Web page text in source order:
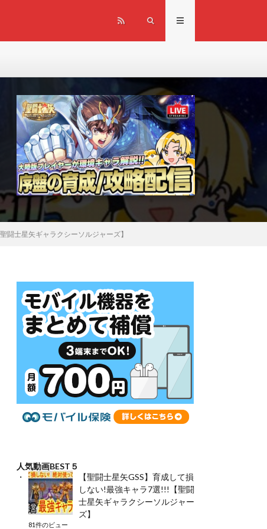
闘士星矢ギャラクシーソルジャーズ】
人気動画BEST５
【聖闘士星矢GSS】育成して損
しない!最強キャラ7選!!!【聖闘
士星矢ギャラクシーソルジャー
ズ】
81件のビュー